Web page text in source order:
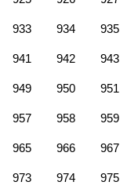
933 934 935
941 942 943
949 950 951
957 958 959
965 966 967
973 974 975